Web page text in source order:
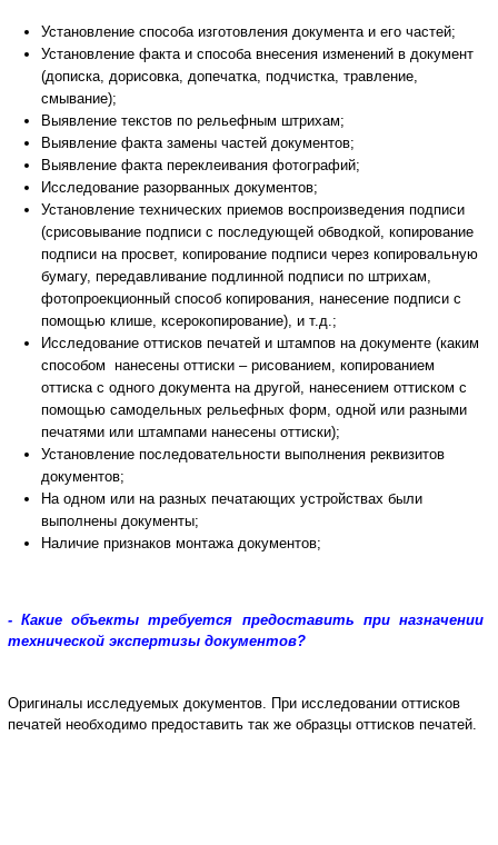
Установление способа изготовления документа и его частей;
Установление факта и способа внесения изменений в документ
(дописка, дорисовка, допечатка, подчистка, травление,
смывание);
Выявление текстов по рельефным штрихам;
Выявление факта замены частей документов;
Выявление факта переклеивания фотографий;
Исследование разорванных документов;
Установление технических приемов воспроизведения подписи
(срисовывание подписи с последующей обводкой, копирование
подписи на просвет, копирование подписи через копировальную
бумагу, передавливание подлинной подписи по штрихам,
фотопроекционный способ копирования, нанесение подписи с
помощью клише, ксерокопирование), и т.д.;
Исследование оттисков печатей и штампов на документе (каким
способом нанесены оттиски – рисованием, копированием
оттиска с одного документа на другой, нанесением оттиском с
помощью самодельных рельефных форм, одной или разными
печатями или штампами нанесены оттиски);
Установление последовательности выполнения реквизитов
документов;
На одном или на разных печатающих устройствах были
выполнены документы;
Наличие признаков монтажа документов;
- Какие объекты требуется предоставить при назначении
технической экспертизы документов?
Оригиналы исследуемых документов. При исследовании оттисков
печатей необходимо предоставить так же образцы оттисков печатей.